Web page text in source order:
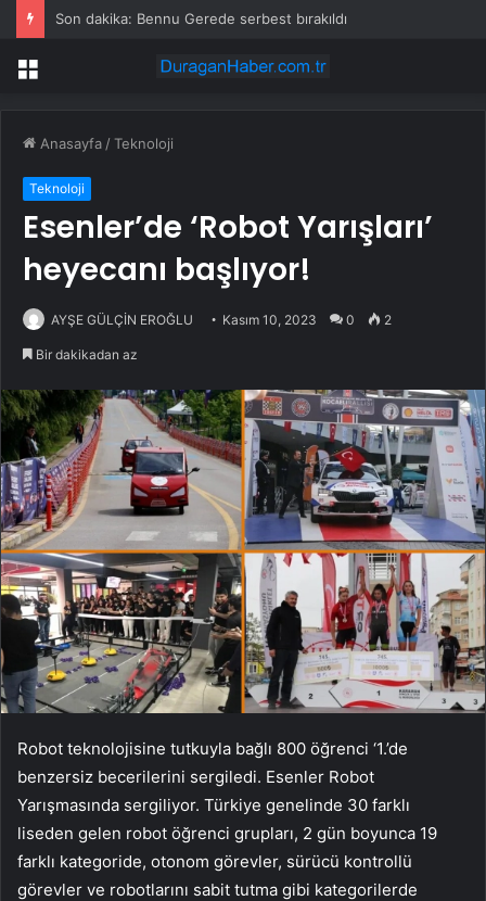
Son dakika: Bennu Gerede serbest bırakıldı
Menü
Anasayfa /Teknoloji
Teknoloji
Esenler’de ‘Robot Yarışları’
heyecanı başlıyor!
AYŞE GÜLÇİN EROĞLU Kasım 10, 2023 0 2
Bir dakikadan az
Robot teknolojisine tutkuyla bağlı 800 öğrenci ‘1.’de
benzersiz becerilerini sergiledi. Esenler Robot
Yarışmasında sergiliyor. Türkiye genelinde 30 farklı
liseden gelen robot öğrenci grupları, 2 gün boyunca 19
farklı kategoride, otonom görevler, sürücü kontrollü
görevler ve robotlarını sabit tutma gibi kategorilerde